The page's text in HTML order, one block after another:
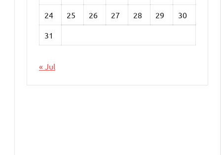
24 25 26 27 28 29 30
31
« Jul